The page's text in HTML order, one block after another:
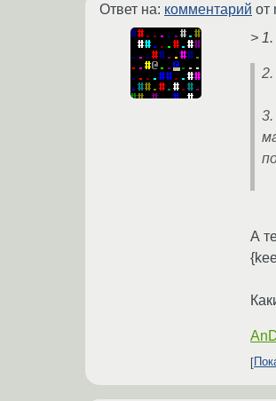
Ответ на: комментарий от
>
А